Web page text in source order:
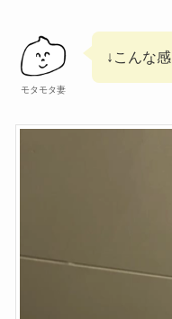
モタモタ妻
↓こんな